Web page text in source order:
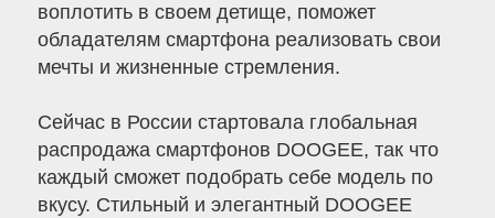
воплотить в своем детище, поможет
обладателям смартфона реализовать свои
мечты и жизненные стремления.
Сейчас в России стартовала глобальная
распродажа смартфонов DOOGEE, так что
каждый сможет подобрать себе модель по
вкусу. Стильный и элегантный DOOGEE